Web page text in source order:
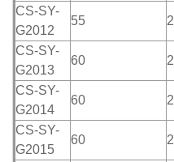
CS-SY-
G2012
55
CS-SY-
G2013
60
CS-SY-
G2014
60
CS-SY-
G2015
60